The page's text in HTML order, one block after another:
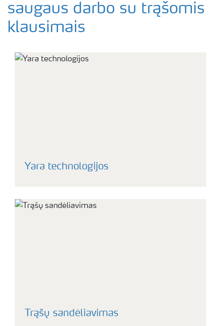
saugaus darbo su trąšomis
klausimais
Yara technologijos
Trąšų sandėliavimas